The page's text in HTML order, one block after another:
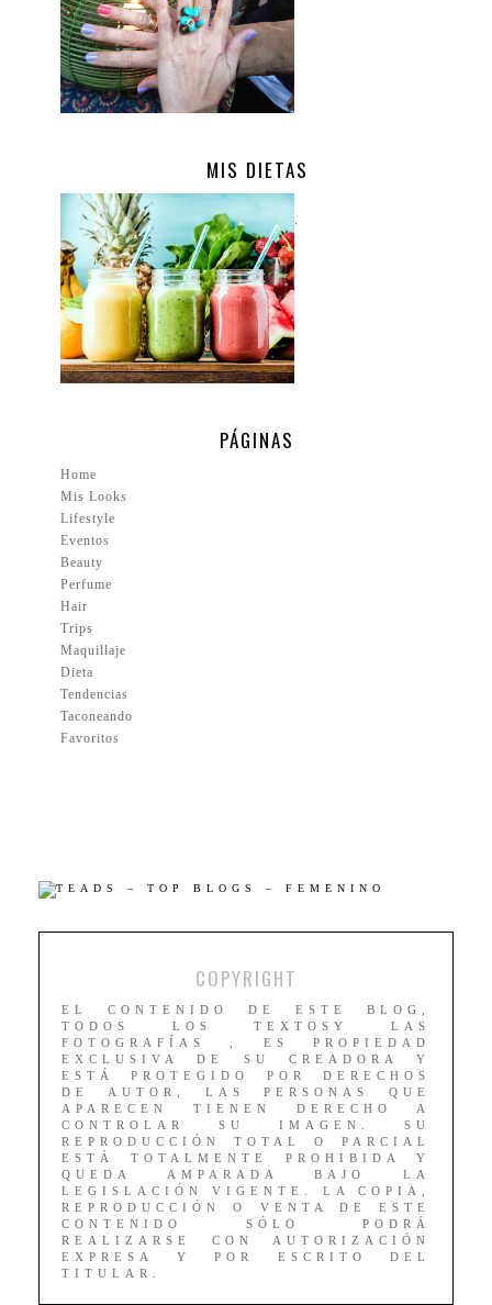
MIS DIETAS
PÁGINAS
Home
Mis Looks
Lifestyle
Eventos
Beauty
Perfume
Hair
Trips
Maquillaje
Dieta
Tendencias
Taconeando
Favoritos
COPYRIGHT
EL CONTENIDO DE ESTE BLOG,
TODOS LOS TEXTOSY LAS
FOTOGRAFÍAS , ES PROPIEDAD
EXCLUSIVA DE SU CREADORA Y
ESTÁ PROTEGIDO POR DERECHOS
DE AUTOR, LAS PERSONAS QUE
APARECEN TIENEN DERECHO A
CONTROLAR SU IMAGEN. SU
REPRODUCCIÓN TOTAL O PARCIAL
ESTÁ TOTALMENTE PROHIBIDA Y
QUEDA AMPARADA BAJO LA
LEGISLACIÓN VIGENTE. LA COPIA,
REPRODUCCIÓN O VENTA DE ESTE
CONTENIDO SÓLO PODRÁ
REALIZARSE CON AUTORIZACIÓN
EXPRESA Y POR ESCRITO DEL
TITULAR.